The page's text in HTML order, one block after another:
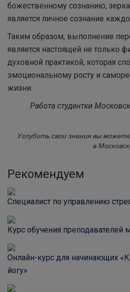
божественному сознанию,
является личное сознание
Таким образом, выполнение
является настоящей не только
духовной практикой, которая
эмоциональному росту и
жизни.
Работа студентки
Углубить свои знания вы можете
в
Рекомендуем
Специалист по управлению
Курс обучения преподавателей
Онлайн-курс для начинающих
йогу»